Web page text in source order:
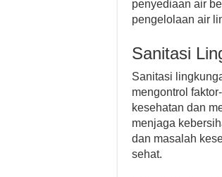
penyediaan air
pengelolaan air
Sanitasi
Sanitasi
mengontrol
kesehatan dan
menjaga
dan masalah
sehat.